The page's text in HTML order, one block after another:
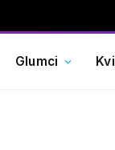
Glumci